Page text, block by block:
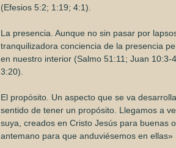
(Efesios 5:2; 1:19; 4:1).
La presencia. Aunque no sin pasar por
tranquilizadora conciencia de la presencia
en nuestro interior (Salmo 51:11; Juan 10:3-
3:20).
El propósito. Un aspecto que se va
sentido de tener un propósito. Llegamos a
suya, creados en Cristo Jesús para buenas
antemano para que anduviésemos en ellas»